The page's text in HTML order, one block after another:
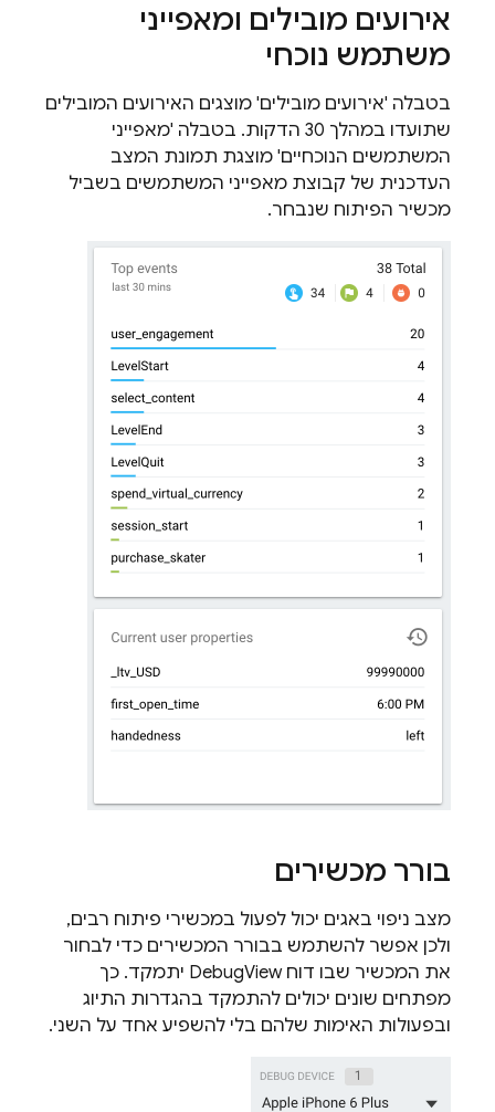
אירועים מובילים ומאפייני
משתמש נוכחי
בטבלה 'אירועים מובילים' מוצגים האירועים המובילים
שתועדו במהלך 30 הדקות. בטבלה 'מאפייני
המשתמשים הנוכחיים' מוצגת תמונת המצב
העדכנית של קבוצת מאפייני המשתמשים בשביל
מכשיר הפיתוח שנבחר.
בורר מכשירים
מצב ניפוי באגים יכול לפעול במכשירי פיתוח רבים,
ולכן אפשר להשתמש בבורר המכשירים כדי לבחור
את המכשיר שבו דוח DebugView יתמקד. כך
מפתחים שונים יכולים להתמקד בהגדרות התיוג
ובפעולות האימות שלהם בלי להשפיע אחד על השני.